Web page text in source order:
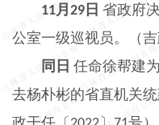
11月 29 日 省政府
公室一级巡视员。（
同日 任命徐帮建
去杨朴彬的省直机关